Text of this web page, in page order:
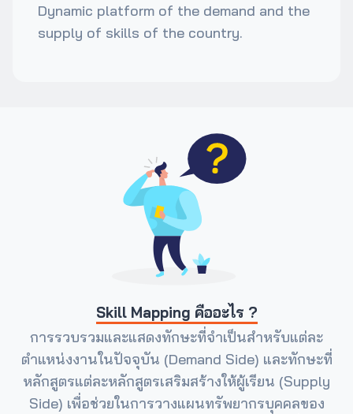
Dynamic platform of the demand and the
supply of skills of the country.
Skill Mapping คืออะไร ?
การรวบรวมและแสดงทักษะที่จำเป็นสำหรับแต่ละ
ตำแหน่งงานในปัจจุบัน (Demand Side) และทักษะที่
หลักสูตรแต่ละหลักสูตรเสริมสร้างให้ผู้เรียน (Supply
Side) เพื่อช่วยในการวางแผนทรัพยากรบุคคลของ